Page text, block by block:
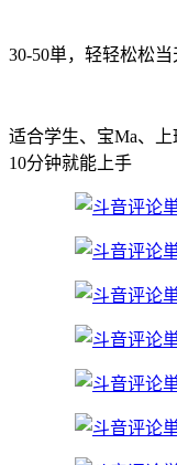
30-50単，轻轻松松当
适合学生、宝Ma、
10分钟就能上手